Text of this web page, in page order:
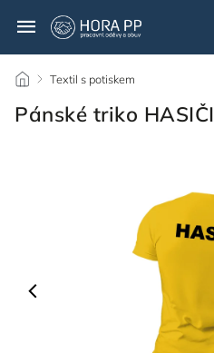
/ Textil s potiskem
Pánské triko HASIČI